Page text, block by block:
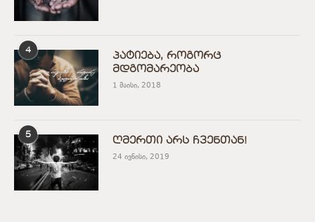
4
პატიება, როგორც
მდგომარეობა
1 მაისი, 2018
5
ღმერთი არს ჩვენთან!
24 ივნისი, 2019